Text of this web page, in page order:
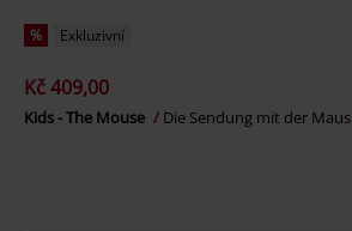
% Exkluzivní
Kč 409,00
Kids - The Mouse Die Sendung mit der Maus